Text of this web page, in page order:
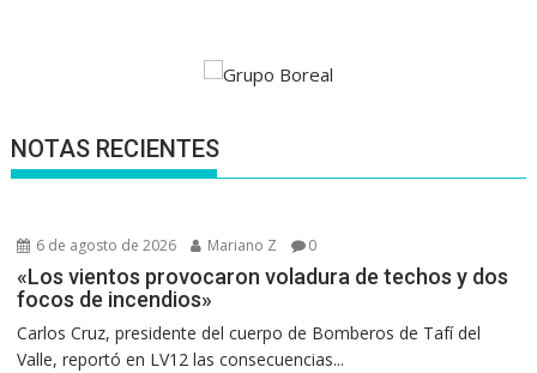
NOTAS RECIENTES
6 de agosto de 2026 Mariano Z 0
«Los vientos provocaron voladura de techos y dos
focos de incendios»
Carlos Cruz, presidente del cuerpo de Bomberos de Tafí del
Valle, reportó en LV12 las consecuencias...